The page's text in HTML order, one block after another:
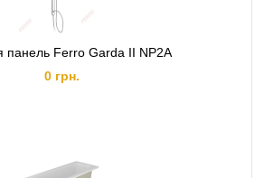
панель Ferro Garda II NP2A
0 грн.